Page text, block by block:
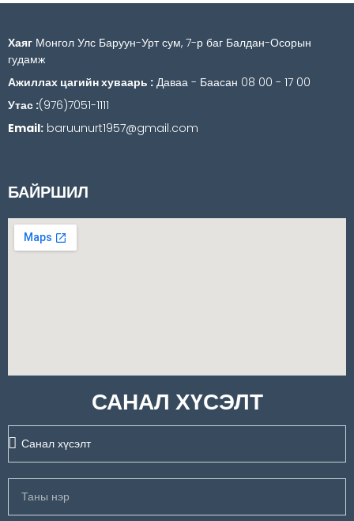
Хаяг Монгол Улс Баруун-Урт сум, 7-р баг Балдан-Осорын
гудамж
Ажиллах цагийн хуваарь : Даваа - Баасан 08 00 - 17 00
Утас :(976)7051-1111
Email: baruunurt1957@gmail.com
БАЙРШИЛ
САНАЛ ХҮСЭЛТ